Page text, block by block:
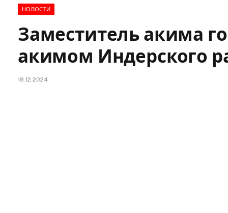
НОВОСТИ
Заместитель акима
акимом Индерского
18.12.2024